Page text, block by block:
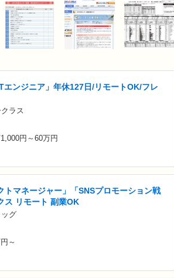
エンジニア」年休127日/リモートOK/フレ
ラス
円～60万円
トマネージャー」「SNSプロモーション戦
ス リモート 副業OK
グ
～